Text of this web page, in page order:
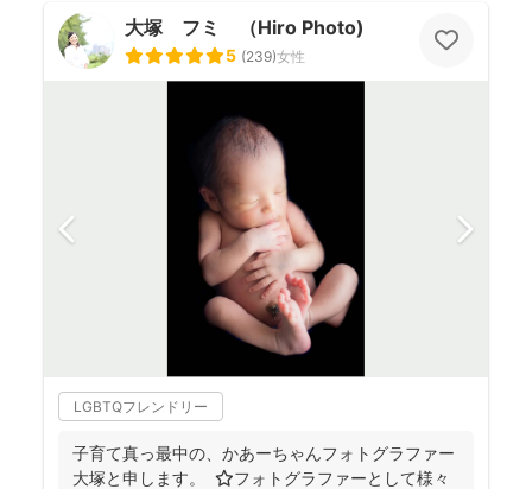
大塚 フミ （Hiro Photo)
5 (239)女性
LGBTQフレンドリー
子育て真っ最中の、かあーちゃんフォトグラファー
大塚と申します。 ⭐︎フォトグラファーとして様々